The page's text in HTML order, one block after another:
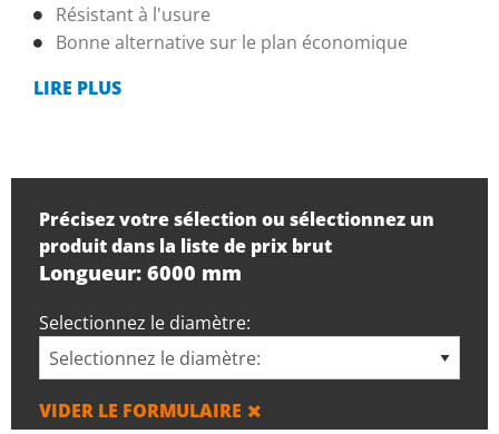
Résistant à l'usure
Bonne alternative sur le plan économique
LIRE PLUS
Précisez votre sélection ou sélectionnez un
produit dans la liste de prix brut
Longueur: 6000 mm
Selectionnez le diamètre:
VIDER LE FORMULAIRE